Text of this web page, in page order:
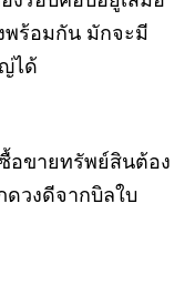
พร้อมกัน มักจะมี
ได้
อขายทรัพย์สินต้อง
วงดีจากบิลใบ